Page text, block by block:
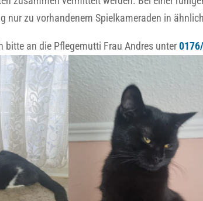
nur zu vorhandenem Spielkameraden in
bitte an die Pflegemutti Frau Andres unter